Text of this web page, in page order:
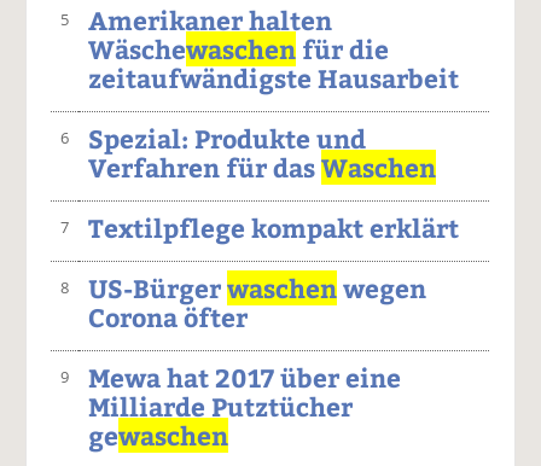
5
Amerikaner halten
Wäschewaschen für die
zeitaufwändigste Hausarbeit
6
Spezial: Produkte und
Verfahren für dasWaschen
7 Textilpflege kompakt erklärt
8 US-Bürgerwaschenwegen
Corona öfter
9
Mewa hat 2017 über eine
Milliarde Putztücher
gewaschen